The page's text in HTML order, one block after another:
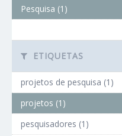
Pesquisa (1)
ETIQUETAS
projetos de pesquisa (1)
projetos (1)
pesquisadores (1)